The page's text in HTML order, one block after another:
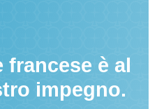
francese è al
impegno.